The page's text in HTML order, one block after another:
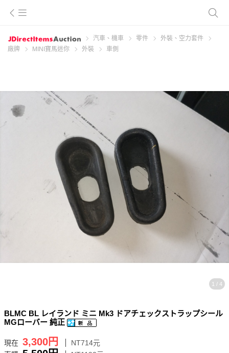
汽車、機車 零件
外裝、空力套件
廠牌
MINI寶馬迷你 外裝 車側
1 / 4
BLMC BL レイランド ミニ Mk3 ドアチェックストラップシール
MGローバー 純正
現在 3,300円
NT714元